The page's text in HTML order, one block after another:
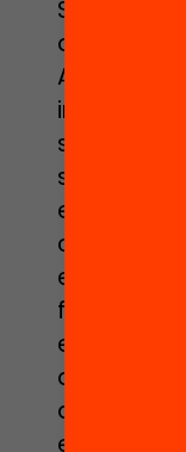
S’explica
amplia. La
Aquest és
infants i
sentit de
seva
escola que
connecta
escola
educatius
a la cura;
diàleg.
es pot fer